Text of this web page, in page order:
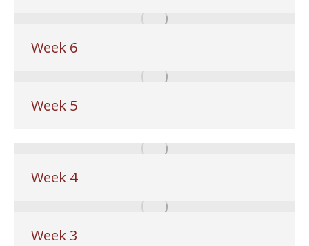
Week 6
Week 5
Week 4
Week 3